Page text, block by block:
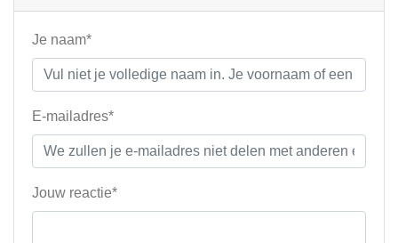
Je naam*
E-mailadres*
Jouw reactie*